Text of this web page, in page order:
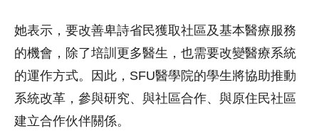
她表示，要改善卑詩省民獲取社區及基本醫療服務
的機會，除了培訓更多醫生，也需要改變醫療系統
的運作方式。因此，SFU醫學院的學生將協助推動
系統改革，參與研究、與社區合作、與原住民社區
建立合作伙伴關係。